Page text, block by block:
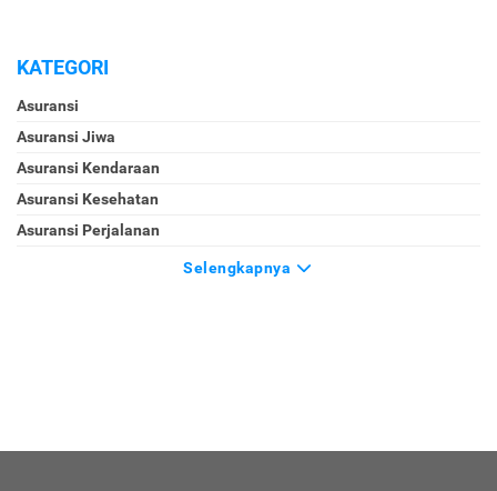
KATEGORI
Asuransi
Asuransi Jiwa
Asuransi Kendaraan
Asuransi Kesehatan
Asuransi Perjalanan
Selengkapnya